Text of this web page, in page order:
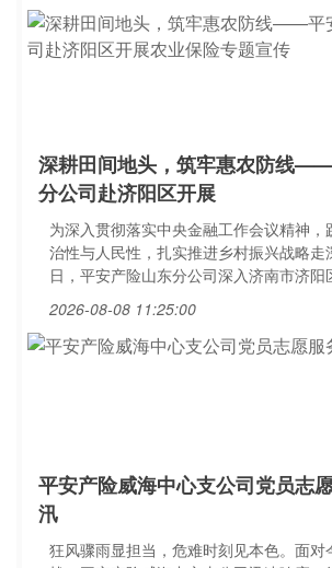
深耕田间地头，筑牢惠农防线
分公司赴济阳区开展
为深入贯彻落实中央金融工作会议精神，
治性与人民性，扎实推进乡村振兴战略走
日，平安产险山东分公司深入济南市济阳
2026-08-08 11:25:00
平安产险威海中心支公司党员志
汛
狂风骤雨显担当，危难时刻见本色。面对